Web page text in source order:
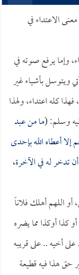
الاعتداء في
وإما يرفع صوته في
ويتوسل بأشياء غير
كله اعتداء، ولهذا
وسلم: (ما من عبد
أعطاه الله بإحدى
تدخر له في الآخرة،
اللهم أهلك فلاناً
كذا أوكذا مما يضره
أخيه .. على قريبه
حق هذا فيه قطيعة